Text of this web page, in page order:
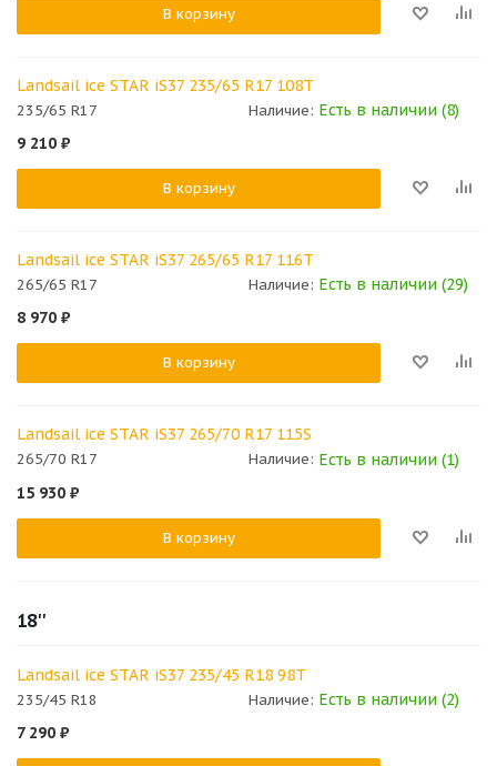
В корзину
Landsail ice STAR iS37 235/65 R17 108T
235/65 R17 Наличие: Есть в наличии (8)
9 210 ₽
В корзину
Landsail ice STAR iS37 265/65 R17 116T
265/65 R17 Наличие: Есть в наличии (29)
8 970 ₽
В корзину
Landsail ice STAR iS37 265/70 R17 115S
265/70 R17 Наличие: Есть в наличии (1)
15 930 ₽
В корзину
18''
Landsail ice STAR iS37 235/45 R18 98T
235/45 R18 Наличие: Есть в наличии (2)
7 290 ₽